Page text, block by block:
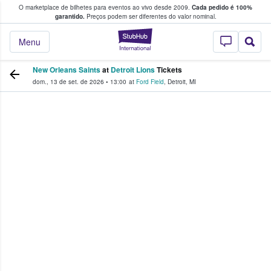
O marketplace de bilhetes para eventos ao vivo desde 2009. Cada pedido é 100%
garantido.Preços podem ser diferentes do valor nominal.
StubHub – onde
Menu
fãs compram e vendem bilhetes
New Orleans Saintsat Detroit LionsTickets
dom., 13 de set. de 2026 • 13:00 at Ford Field, Detroit, MI